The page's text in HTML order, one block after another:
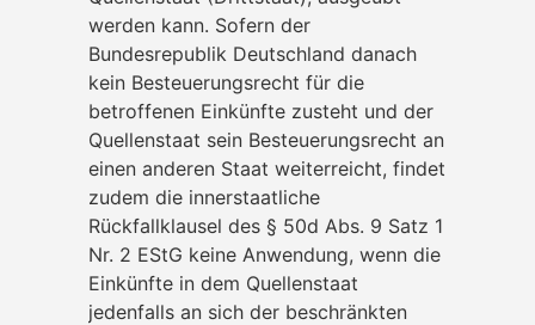
werden kann. Sofern der
Bundesrepublik Deutschland danach
kein Besteuerungsrecht für die
betroffenen Einkünfte zusteht und der
Quellenstaat sein Besteuerungsrecht an
einen anderen Staat weiterreicht, findet
zudem die innerstaatliche
Rückfallklausel des § 50d Abs. 9 Satz 1
Nr. 2 EStG keine Anwendung, wenn die
Einkünfte in dem Quellenstaat
jedenfalls an sich der beschränkten